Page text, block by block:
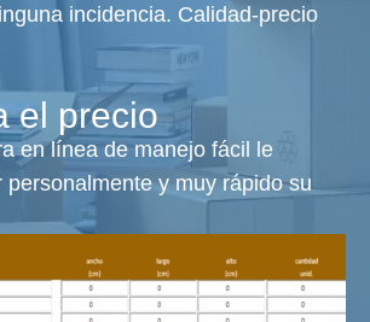
incidencia. Calidad-precio
el precio
en línea de manejo fácil le
personalmente y muy rápido su